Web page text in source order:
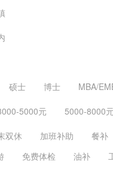
布线/弱电
硕士 博士
MBA/
5000元 5000-8000元
双休 加班补助 餐补
免费体检 油补